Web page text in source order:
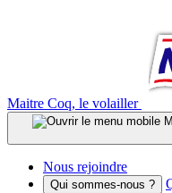
Maitre Coq, le volailler
Nous rejoindre
Qui sommes-nous ?